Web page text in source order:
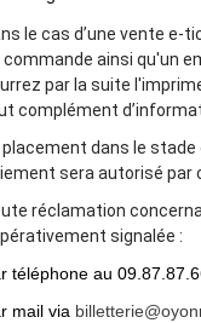
le cas d’une vente e-
commande ainsi qu'un
par la suite
complément
placement dans le
sera autorisé par
réclamation
signalée :
téléphone au
mail via